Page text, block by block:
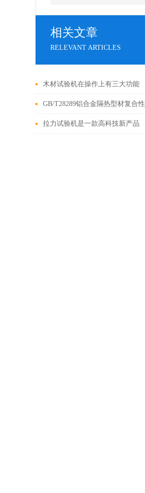
相关文章
RELEVANT ARTICLES
木材试验机在操作上有三大功能
GB/T28289铝合金隔热型材复合性
能试验方法
拉力试验机是一款高科技新产品